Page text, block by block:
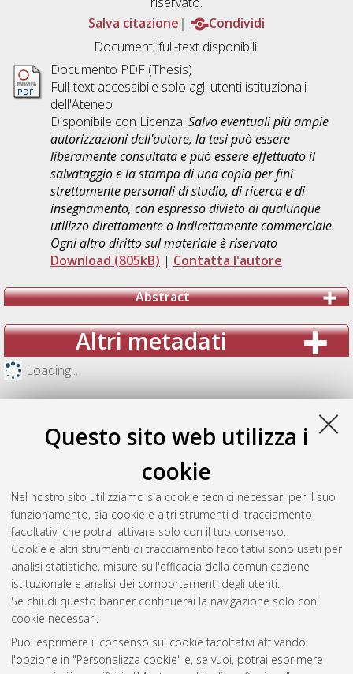
Questo sito web utilizza i
cookie
Nel nostro sito utilizziamo sia cookie tecnici necessari per il suo
funzionamento, sia cookie e altri strumenti di tracciamento
facoltativi che potrai attivare solo con il tuo consenso.
Cookie e altri strumenti di tracciamento facoltativi sono usati per
analisi statistiche, misure sull'efficacia della comunicazione
istituzionale e analisi dei comportamenti degli utenti.
Se chiudi questo banner continuerai la navigazione solo con i
cookie necessari.
Puoi esprimere il consenso sui cookie facoltativi attivando
l'opzione in "Personalizza cookie" e, se vuoi, potrai esprimere
Salva citazione
Condividi
Documenti full-text disponibili:
Documento PDF (Thesis)
Full-text accessibile solo agli utenti istituzionali
dell'Ateneo
Disponibile con Licenza: Salvo eventuali più ampie
autorizzazioni dell'autore, la tesi può essere
liberamente consultata e può essere effettuato il
salvataggio e la stampa di una copia per fini
strettamente personali di studio, di ricerca e di
insegnamento, con espresso divieto di qualunque
utilizzo direttamente o indirettamente commerciale.
Ogni altro diritto sul materiale è riservato
Download (805kB) | Contatta l'autore
Abstract
Altri metadati
Loading...
Gestione del documento:
Atom
Rss 1.0